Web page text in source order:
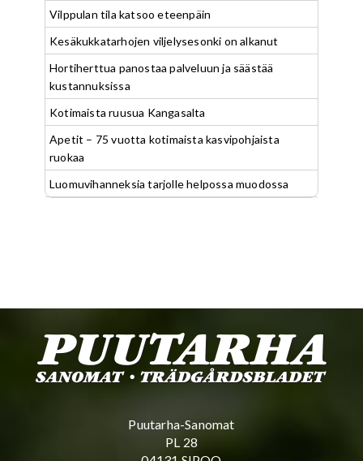
Vilppulan tila katsoo eteenpäin
Kesäkukkatarhojen viljelysesonki on alkanut
Hortiherttua panostaa palveluun ja säästää
kustannuksissa
Kotimaista ruusua Kangasalta
Apetit – 75 vuotta kotimaista kasvipohjaista
ruokaa
Luomuvihanneksia tarjolle helpossa muodossa
Puutarha-Sanomat
PL 28